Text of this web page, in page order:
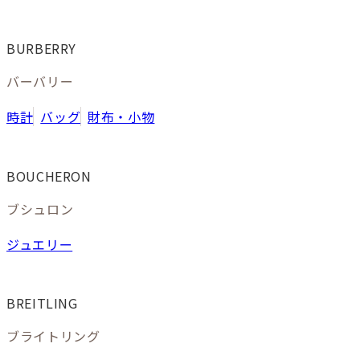
BURBERRY
バーバリー
時計 バッグ 財布・小物
BOUCHERON
ブシュロン
ジュエリー
BREITLING
ブライトリング